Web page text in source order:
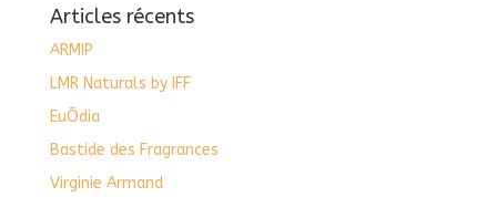
Articles récents
ARMIP
LMR Naturals by IFF
EuÔdia
Bastide des Fragrances
Virginie Armand